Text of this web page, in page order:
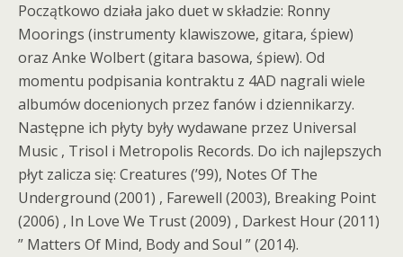
Początkowo działa jako duet w składzie: Ronny
Moorings (instrumenty klawiszowe, gitara, śpiew)
oraz Anke Wolbert (gitara basowa, śpiew). Od
momentu podpisania kontraktu z 4AD nagrali wiele
albumów docenionych przez fanów i dziennikarzy.
Następne ich płyty były wydawane przez Universal
Music , Trisol i Metropolis Records. Do ich najlepszych
płyt zalicza się: Creatures (’99), Notes Of The
Underground (2001) , Farewell (2003), Breaking Point
(2006) , In Love We Trust (2009) , Darkest Hour (2011)
” Matters Of Mind, Body and Soul ” (2014).